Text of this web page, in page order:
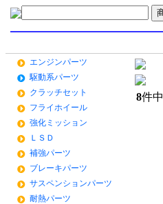
エンジンパーツ
駆動系パーツ
クラッチセット
フライホイール
強化ミッション
ＬＳＤ
補強パーツ
ブレーキパーツ
サスペンションパーツ
耐熱パーツ
8件中